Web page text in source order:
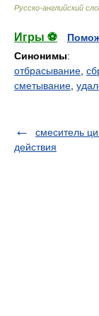
Русско-английский
Игры ⚽
Синонимы:
отбрасывание
сметывание
смеситель
действия